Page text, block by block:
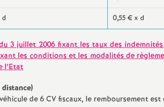
0,55 € x d
3 juillet 2006 fixant les taux des
les conditions et les modalités de
l’Etat
de 6 CV fiscaux, le remboursement est